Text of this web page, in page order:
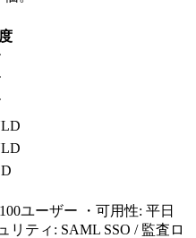
ユーザー
・可用性: 平日
リティ: SAML SSO / 監査ロ